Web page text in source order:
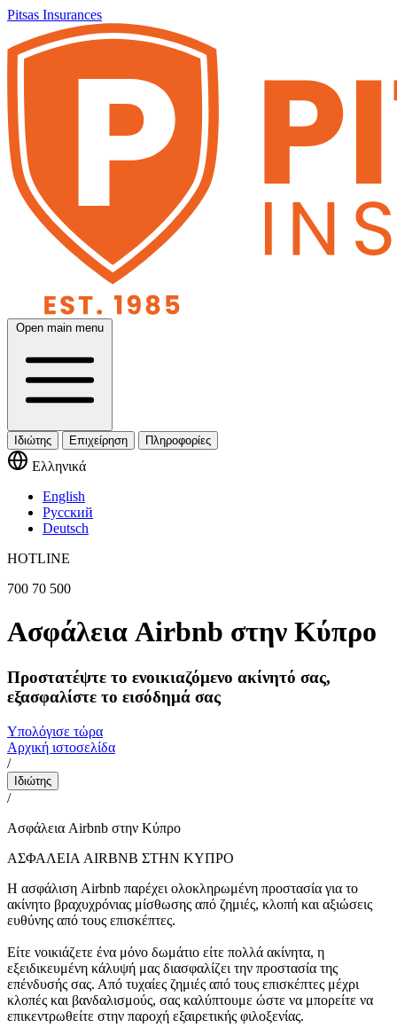
Pitsas Insurances
Open main menu
Ιδιώτης Επιχείρηση Πληροφορίες
Ελληνικά
English
Русский
Deutsch
HOTLINE
700 70 500
Ασφάλεια Airbnb στην Κύπρο
Προστατέψτε το ενοικιαζόμενο ακίνητό σας,
εξασφαλίστε το εισόδημά σας
Υπολόγισε τώρα
Αρχική ιστοσελίδα
/
Ιδιώτης
/
Ασφάλεια Airbnb στην Κύπρο
ΑΣΦΑΛΕΙΑ AIRBNB ΣΤΗΝ ΚΥΠΡΟ
Η ασφάλιση Airbnb παρέχει ολοκληρωμένη προστασία για το
ακίνητο βραχυχρόνιας μίσθωσης από ζημιές, κλοπή και αξιώσεις
ευθύνης από τους επισκέπτες.
Είτε νοικιάζετε ένα μόνο δωμάτιο είτε πολλά ακίνητα, η
εξειδικευμένη κάλυψή μας διασφαλίζει την προστασία της
επένδυσής σας. Από τυχαίες ζημιές από τους επισκέπτες μέχρι
κλοπές και βανδαλισμούς, σας καλύπτουμε ώστε να μπορείτε να
επικεντρωθείτε στην παροχή εξαιρετικής φιλοξενίας.